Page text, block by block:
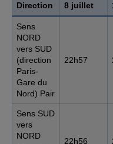
Direction 8 juillet
Sens
NORD
vers SUD
(direction
Paris-
Gare du
Nord) Pair
22h57
Sens SUD
vers
NORD
22h56